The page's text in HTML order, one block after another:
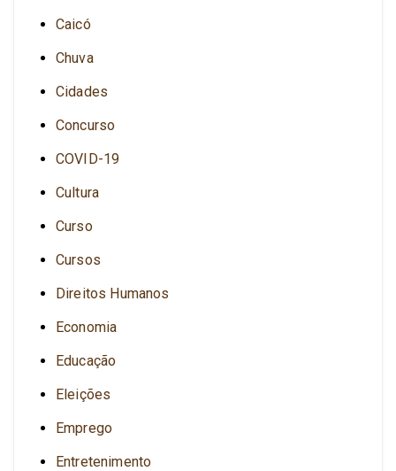
Caicó
Chuva
Cidades
Concurso
COVID-19
Cultura
Curso
Cursos
Direitos Humanos
Economia
Educação
Eleições
Emprego
Entretenimento